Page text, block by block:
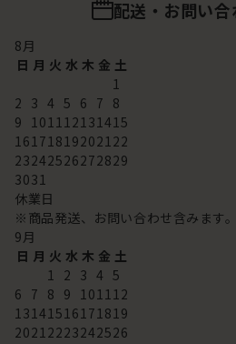
配送・お問い合
8 月
日 月 火 水 木 金 土
1
2 3 4 5 6 7 8
9
10 11 12 13 14 15
16 17 18 192021 22
23242526272829
3031
休業日
※商品発送、お問い合わせ含みます。
9 月
日 月 火 水 木 金 土
1
2 3 4 5
6 7 8 9 10 11 12
13 14 15 16 17 18 19
2021 2223242526